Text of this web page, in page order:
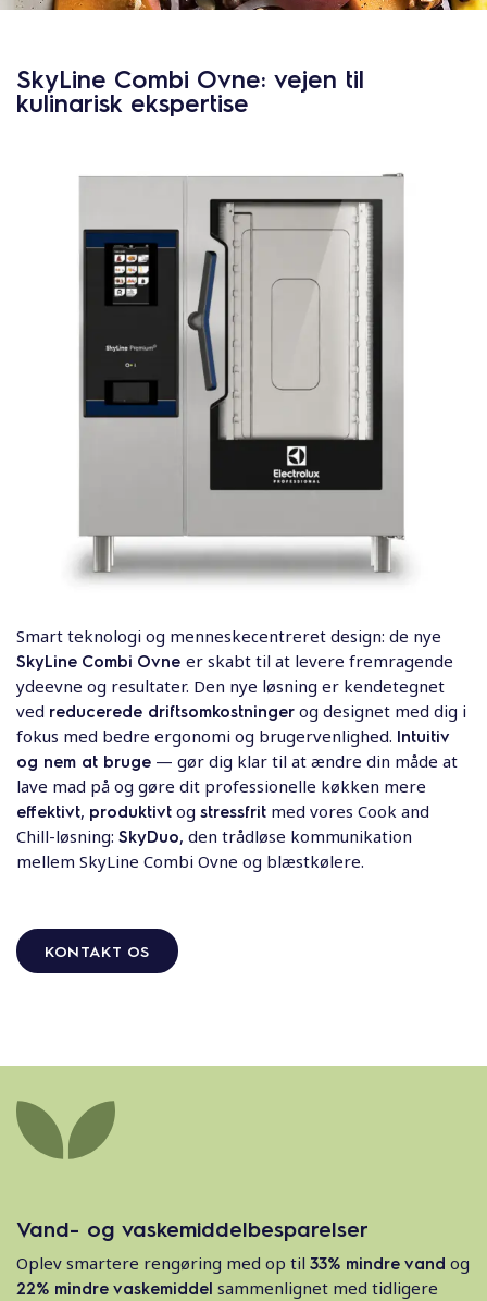
SkyLine Combi Ovne: vejen til
kulinarisk ekspertise
Smart teknologi og menneskecentreret design: de nye
SkyLine Combi Ovne er skabt til at levere fremragende
ydeevne og resultater. Den nye løsning er kendetegnet
ved reducerede driftsomkostninger og designet med dig i
fokus med bedre ergonomi og brugervenlighed. Intuitiv
og nem at bruge — gør dig klar til at ændre din måde at
lave mad på og gøre dit professionelle køkken mere
effektivt, produktivt og stressfrit med vores Cook and
Chill-løsning: SkyDuo, den trådløse kommunikation
mellem SkyLine Combi Ovne og blæstkølere.
KONTAKT OS
Vand- og vaskemiddelbesparelser
Oplev smartere rengøring med op til 33% mindre vand og
22% mindre vaskemiddel sammenlignet med tidligere